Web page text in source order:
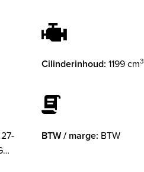
Cilinderinhoud: 1199 cm3
BTW / marge: BTW